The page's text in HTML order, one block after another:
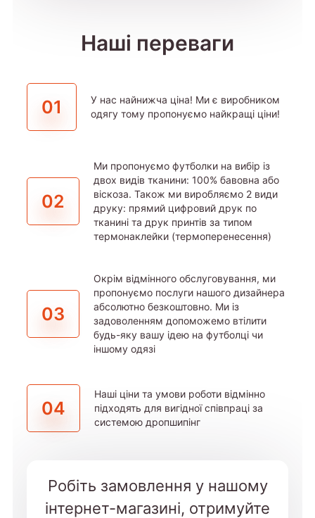
Наші переваги
01
У нас найнижча ціна! Ми є виробником
одягу тому пропонуємо найкращі ціни!
02
Ми пропонуємо футболки на вибір із
двох видів тканини: 100% бавовна або
віскоза. Також ми виробляємо 2 види
друку: прямий цифровий друк по
тканині та друк принтів за типом
термонаклейки (термоперенесення)
03
Окрім відмінного обслуговування, ми
пропонуємо послуги нашого дизайнера
абсолютно безкоштовно. Ми із
задоволенням допоможемо втілити
будь-яку вашу ідею на футболці чи
іншому одязі
04
Наші ціни та умови роботи відмінно
підходять для вигідної співпраці за
системою дропшипінг
Робіть замовлення у нашому
інтернет-магазині, отримуйте